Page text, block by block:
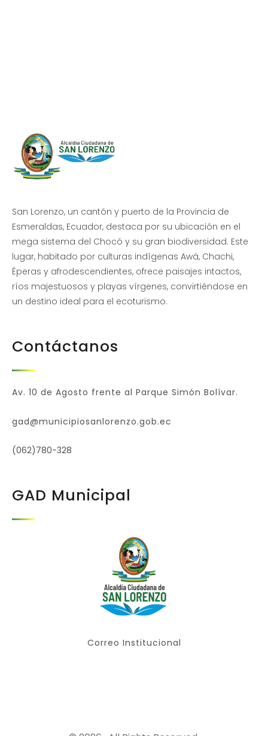
San Lorenzo, un cantón y puerto de la Provincia de
Esmeraldas, Ecuador, destaca por su ubicación en el
mega sistema del Chocó y su gran biodiversidad. Este
lugar, habitado por culturas indígenas Awá, Chachi,
Éperas y afrodescendientes, ofrece paisajes intactos,
ríos majestuosos y playas vírgenes, convirtiéndose en
un destino ideal para el ecoturismo.
Contáctanos
Av. 10 de Agosto frente al Parque Simón Bolívar.
gad@municipiosanlorenzo.gob.ec
(062)780-328
GAD Municipal
Correo Institucional